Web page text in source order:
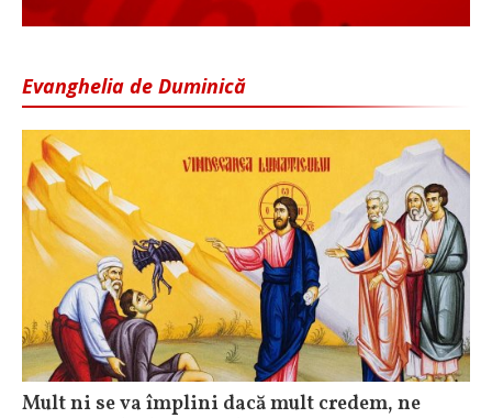
Evanghelia de Duminică
Mult ni se va împlini dacă mult credem, ne